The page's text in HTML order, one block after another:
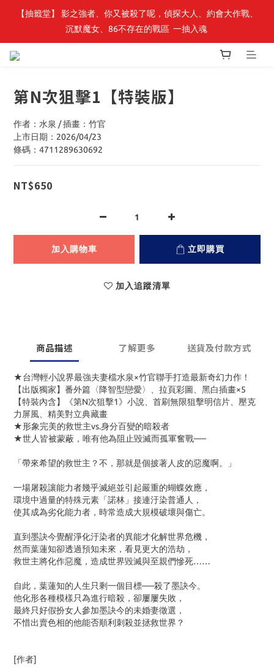
最新開賣🔥「全知讀者視角」 周邊商品
【抽籤堂】 影之強者、你又被殺了呢，偵探大人、約會大作戰、
沉默魔女、86不存在的戰區  一抽入魂
第N次狙擊1【特裝版】
作者：水泉 / 插畫：竹官
上市日期：2026/04/23
條碼：4711289630692
NT$650
加入購物車 立即購買
加入追蹤清單
商品描述 了解更多 送貨及付款方式
★台灣輕小說界最強夫妻檔水泉×竹官聯手打造最新奇幻力作！
【出版獨家】番外篇〈降智型戀愛〉、拉頁彩圖、黑白插畫×5
【特裝內含】《第N次狙擊1》小說、首刷無限狙擊明信片、壓克
力屏風、精美對立典藏畫
★形象完美的救世主vs.身分百變的暗殺者
★世人皆被蒙蔽，唯有他為阻止毀滅而孤軍奮戰──
「帶來希望的救世主？不，那就是個披著人皮的惡魔啊。」
一場屠殺讓能力者幾乎滅絕並引起嚴重的蝴蝶效應，
環境中過量的特殊元素「諾林」接連汙染普通人，
使其成為劣化能力者，時常造成大規模破壞與傷亡。
直到墨訣今覺醒淨化汙染者的異能才化解世界危機，
然而葉蓮知卻透過預知未來，看見更大的浩劫，
救世主將化作惡魔，造成世界毀滅與至親們慘死……
自此，葉蓮知的人生只剩一個目標──殺了墨訣今。
他化形各種模樣只為進行暗殺，卻屢屢失敗，
最終只好假扮女人參加墨訣今的未婚妻徵選，
不惜出賣色相的他能否順利刺殺並拯救世界？
[作者]